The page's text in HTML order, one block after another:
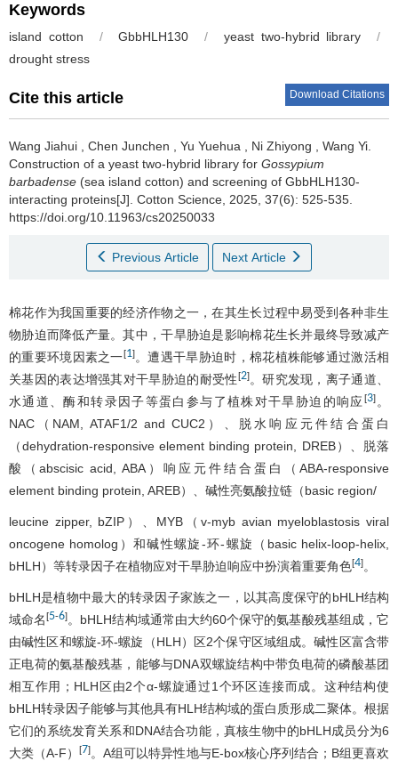
Keywords
island cotton / GbbHLH130 / yeast two-hybrid library
/
drought stress
Cite this article Download Citations
Wang Jiahui Chen Junchen Yu Yuehua Ni Zhiyong Wang Yi
Construction of a yeast two-hybrid library for Gossypium
barbadense (sea island cotton) and screening of GbbHLH130-
interacting proteins[J]. Cotton Science, 2025, 37(6): 525-535.
https://doi.org/10.11963/cs20250033
Previous Article Next Article
棉花作为我国重要的经济作物之一，在其生长过程中易受到各种非生
物胁迫而降低产量。其中，干旱胁迫是影响棉花生长并最终导致减产
的重要环境因素之一[1]。遭遇干旱胁迫时，棉花植株能够通过激活相
关基因的表达增强其对干旱胁迫的耐受性[2]。研究发现，离子通道、
水通道、酶和转录因子等蛋白参与了植株对干旱胁迫的响应 [3]。
NAC（NAM, ATAF1/2 and CUC2）、脱水响应元件结合蛋白
（dehydration-responsive element binding protein, DREB）、脱落
酸（abscisic acid, ABA）响应元件结合蛋白（ABA-responsive
element binding protein, AREB）、碱性亮氨酸拉链（basic region/
leucine zipper, bZIP）、MYB（v-myb avian myeloblastosis viral
oncogene homolog）和碱性螺旋-环-螺旋（basic helix-loop-helix,
bHLH）等转录因子在植物应对干旱胁迫响应中扮演着重要角色[4]。
bHLH是植物中最大的转录因子家族之一，以其高度保守的bHLH结构
域命名[5-6]。bHLH结构域通常由大约60个保守的氨基酸残基组成，它
由碱性区和螺旋-环-螺旋（HLH）区2个保守区域组成。碱性区富含带
正电荷的氨基酸残基，能够与DNA双螺旋结构中带负电荷的磷酸基团
相互作用；HLH区由2个α-螺旋通过1个环区连接而成。这种结构使
bHLH转录因子能够与其他具有HLH结构域的蛋白质形成二聚体。根据
它们的系统发育关系和DNA结合功能，真核生物中的bHLH成员分为6
大类（A-F）[7]。A组可以特异性地与E-box核心序列结合；B组更喜欢